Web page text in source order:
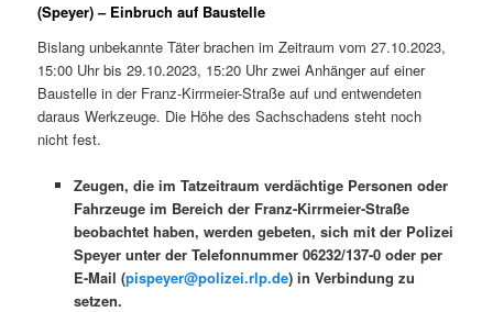
(Speyer) – Einbruch auf Baustelle
Bislang unbekannte Täter brachen im Zeitraum vom 27.10.2023,
15:00 Uhr bis 29.10.2023, 15:20 Uhr zwei Anhänger auf einer
Baustelle in der Franz-Kirrmeier-Straße auf und entwendeten
daraus Werkzeuge. Die Höhe des Sachschadens steht noch
nicht fest.
Zeugen, die im Tatzeitraum verdächtige Personen oder
Fahrzeuge im Bereich der Franz-Kirrmeier-Straße
beobachtet haben, werden gebeten, sich mit der Polizei
Speyer unter der Telefonnummer 06232/137-0 oder per
E-Mail (pispeyer@polizei.rlp.de) in Verbindung zu
setzen.